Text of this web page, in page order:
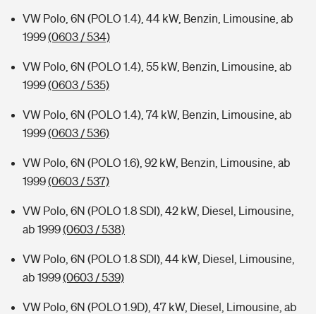
VW Polo, 6N (POLO 1.4), 44 kW, Benzin, Limousine, ab
1999(0603 / 534)
VW Polo, 6N (POLO 1.4), 55 kW, Benzin, Limousine, ab
1999(0603 / 535)
VW Polo, 6N (POLO 1.4), 74 kW, Benzin, Limousine, ab
1999(0603 / 536)
VW Polo, 6N (POLO 1.6), 92 kW, Benzin, Limousine, ab
1999(0603 / 537)
VW Polo, 6N (POLO 1.8 SDI), 42 kW, Diesel, Limousine,
ab 1999(0603 / 538)
VW Polo, 6N (POLO 1.8 SDI), 44 kW, Diesel, Limousine,
ab 1999(0603 / 539)
VW Polo, 6N (POLO 1.9D), 47 kW, Diesel, Limousine, ab